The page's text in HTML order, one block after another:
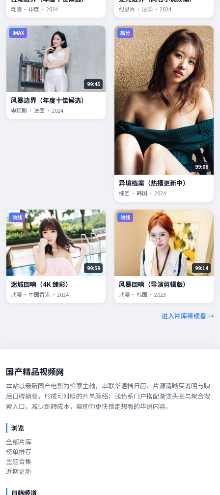
动漫 · 印度 · 2024 纪录片 · 法国 · 2024
IMAX
99:45
风暴边界（年度十佳候选）
电视剧 · 法国 · 2024
高分
99:06
异境档案（热播更新中）
综艺 · 韩国 · 2024
院线
99:59
迷城回响（4K 臻彩）
动漫 · 中国香港 · 2024
院线
99:14
风暴回响（导演剪辑版）
动漫 · 韩国 · 2023
进入片库继续看 →
国产精品视频网
本站以最新国产电影为检索主轴，串联华语档日历、片源清晰度说明与映
后口碑摘要，形成可对照的片单脉络；浅色系门户搭配渐变头图与聚合搜
索入口，减少跳转成本，帮助你更快锁定想看的华语内容。
浏览
全部片库
榜单推荐
主题合集
近期更新
日韩频道